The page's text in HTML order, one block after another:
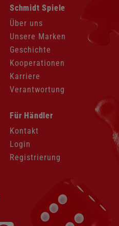
Navigation
überspringen
Schmidt Spiele
Über uns
Unsere Marken
Geschichte
Kooperationen
Karriere
Verantwortung
Navigation
überspringen
Für Händler
Kontakt
Login
Registrierung